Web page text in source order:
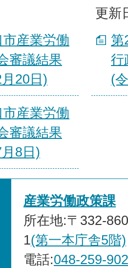
更新
産業労働
審議結果
20日)
第
行
(
産業労働
審議結果
8日)
産業労働政策課
所在地:〒332-
1(第一本庁舎5階)
電話:048-259-